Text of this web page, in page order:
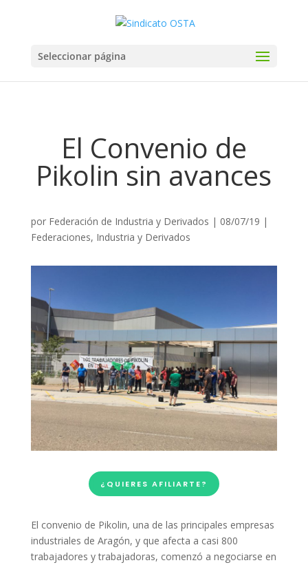
Seleccionar página
El Convenio de
Pikolin sin avances
por Federación de Industria y Derivados | 08/07/19 |
Federaciones, Industria y Derivados
¿QUIERES AFILIARTE?
El convenio de Pikolin, una de las principales empresas
industriales de Aragón, y que afecta a casi 800
trabajadores y trabajadoras, comenzó a negociarse en